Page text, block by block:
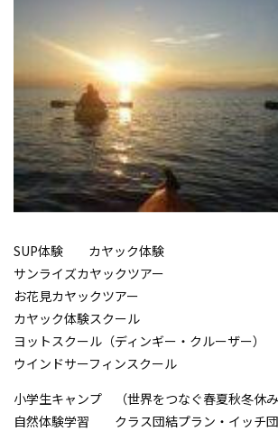
SUP体験 カヤック体験
サンライズカヤックツアー
お花見カヤックツアー
カヤック体験スクール
ヨットスクール（ディンギー・クルーザー）
ウインドサーフィンスクール
小学生キャンプ （世界をつなぐ春夏秋冬休み
自然体験学習 クラス団結プラン・イッチ